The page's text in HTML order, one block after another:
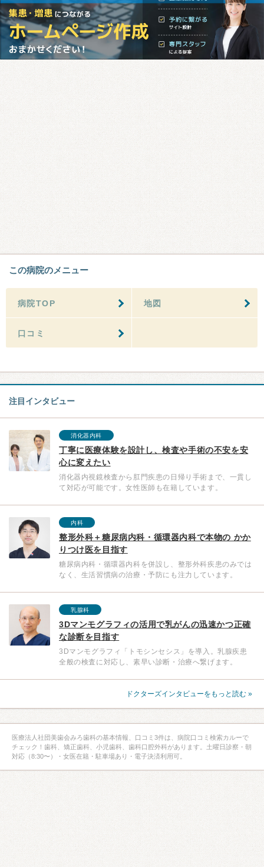
この病院のメニュー
病院TOP 地図
口コミ
注目インタビュー
消化器内科
丁寧に医療体験を設計し、検査や手術の不安を安
心に変えたい
消化器内視鏡検査から肛門疾患の日帰り手術まで、一貫し
て対応が可能です。女性医師も在籍しています。
内科
整形外科＋糖尿病内科・循環器内科で本物の かか
りつけ医を目指す
糖尿病内科・循環器内科を併設し、整形外科疾患のみでは
なく、生活習慣病の治療・予防にも注力しています。
乳腺科
3Dマンモグラフィの活用で乳がんの迅速かつ正確
な診断を目指す
3Dマンモグラフィ「トモシンセシス」を導入。乳腺疾患
全般の検査に対応し、素早い診断・治療へ繋げます。
ドクターズインタビューをもっと読む »
医療法人社団美歯会みろ歯科の基本情報、口コミ3件は、病院口コミ検索カルーで
チェック！歯科、矯正歯科、小児歯科、歯科口腔外科があります。土曜日診察・朝
対応（8:30〜）・女医在籍・駐車場あり・電子決済利用可。